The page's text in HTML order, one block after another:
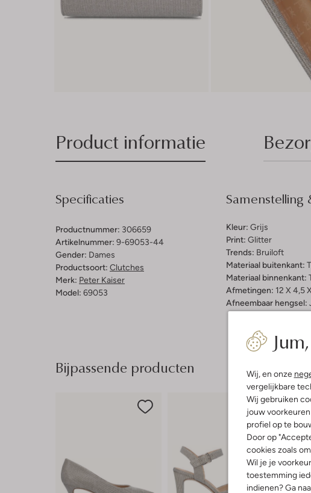
Wij, en onze
vergelijkbare
Wij gebruiken
jouw
profiel op te
Door op
cookies zoals
Wil je je
toestemming
indienen? Ga
Product informatie
Specificaties
Productnummer: 306659
Artikelnummer: 9-69053-44
Gender: Dames
Productsoort: Clutches
Merk: Peter Kaiser
Model: 69053
Samenstelling
Kleur: Grijs
Print: Glitter
Trends: Bruiloft
Materiaal buitenkant:
Materiaal binnenkant:
Afmetingen: 12 X 4,5
Afneembaar hengsel:
Bijpassende producten